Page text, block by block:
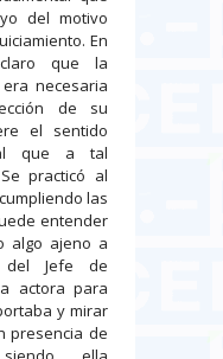
del motivo
En
que la
necesaria
de su
el sentido
que a tal
practicó al
las
entender
algo ajeno a
del Jefe de
actora para
y mirar
presencia de